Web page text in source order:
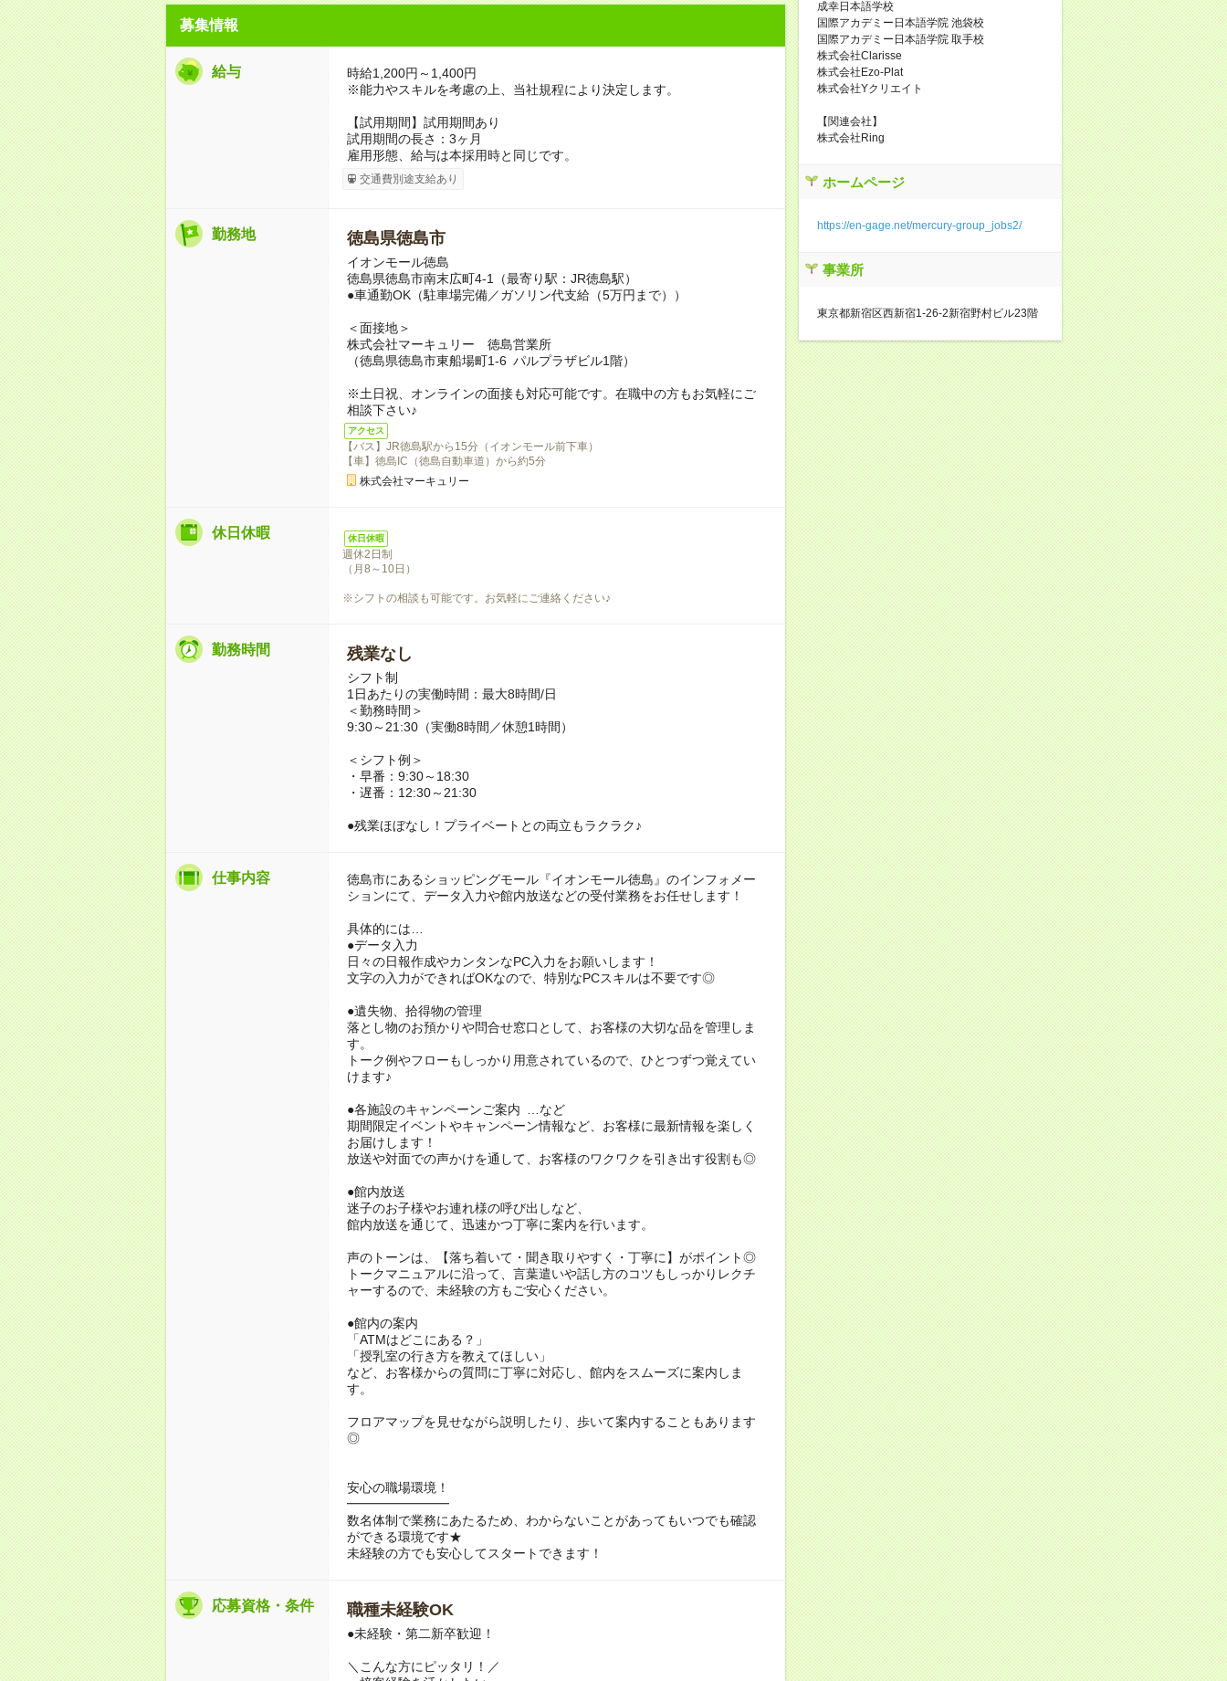
募集情報
給与
時給1,200円～1,400円
※能力やスキルを考慮の上、当社規程により決定します。
【試用期間】試用期間あり
試用期間の長さ：3ヶ月
雇用形態、給与は本採用時と同じです。
交通費別途支給あり
勤務地 徳島県徳島市
イオンモール徳島
徳島県徳島市南末広町4-1（最寄り駅：JR徳島駅）
●車通勤OK（駐車場完備／ガソリン代支給（5万円まで））
＜面接地＞
株式会社マーキュリー 徳島営業所
（徳島県徳島市東船場町1-6 パルプラザビル1階）
※土日祝、オンラインの面接も対応可能です。在職中の方もお気軽にご
相談下さい♪
アクセス
【バス】JR徳島駅から15分（イオンモール前下車）
【車】徳島IC（徳島自動車道）から約5分
株式会社マーキュリー
休日休暇 休日休暇
週休2日制
（月8～10日）
※シフトの相談も可能です。お気軽にご連絡ください♪
勤務時間 残業なし
シフト制
1日あたりの実働時間：最大8時間/日
＜勤務時間＞
9:30～21:30（実働8時間／休憩1時間）
＜シフト例＞
・早番：9:30～18:30
・遅番：12:30～21:30
●残業ほぼなし！プライベートとの両立もラクラク♪
仕事内容
徳島市にあるショッピングモール『イオンモール徳島』のインフォメー
ションにて、データ入力や館内放送などの受付業務をお任せします！
具体的には…
●データ入力
日々の日報作成やカンタンなPC入力をお願いします！
文字の入力ができればOKなので、特別なPCスキルは不要です◎
●遺失物、拾得物の管理
落とし物のお預かりや問合せ窓口として、お客様の大切な品を管理しま
す。
トーク例やフローもしっかり用意されているので、ひとつずつ覚えてい
けます♪
●各施設のキャンペーンご案内 …など
期間限定イベントやキャンペーン情報など、お客様に最新情報を楽しく
お届けします！
放送や対面での声かけを通して、お客様のワクワクを引き出す役割も◎
●館内放送
迷子のお子様やお連れ様の呼び出しなど、
館内放送を通じて、迅速かつ丁寧に案内を行います。
声のトーンは、【落ち着いて・聞き取りやすく・丁寧に】がポイント◎
トークマニュアルに沿って、言葉遣いや話し方のコツもしっかりレクチ
ャーするので、未経験の方もご安心ください。
●館内の案内
「ATMはどこにある？」
「授乳室の行き方を教えてほしい」
など、お客様からの質問に丁寧に対応し、館内をスムーズに案内しま
す。
フロアマップを見せながら説明したり、歩いて案内することもあります
◎
安心の職場環境！
━━━━━━━━
数名体制で業務にあたるため、わからないことがあってもいつでも確認
ができる環境です★
未経験の方でも安心してスタートできます！
応募資格・条件 職種未経験OK
●未経験・第二新卒歓迎！
＼こんな方にピッタリ！／
成幸日本語学校
国際アカデミー日本語学院 池袋校
国際アカデミー日本語学院 取手校
株式会社Clarisse
株式会社Ezo-Plat
株式会社Yクリエイト
【関連会社】
株式会社Ring
ホームページ
https://en-gage.net/mercury-group_jobs2/
事業所
東京都新宿区西新宿1-26-2新宿野村ビル23階